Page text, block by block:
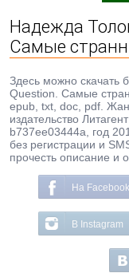
Надежда
Самые
Здесь можно скачать
Question. Самые
epub, txt, doc, pdf.
издательство
b737ee03444a, год
без регистрации и
прочесть описание и
На Facebook
В Instagram